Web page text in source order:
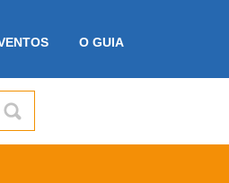
O GUIA